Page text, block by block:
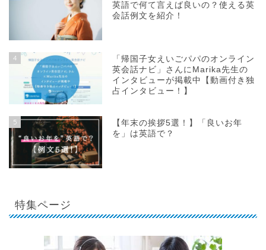
英語で何て言えば良いの？使える英
会話例文を紹介！
4
「帰国子女えいごパパのオンライン
英会話ナビ」さんにMarika先生の
インタビューが掲載中【動画付き独
占インタビュー！】
5
【年末の挨拶5選！】「良いお年
を」は英語で？
特集ページ